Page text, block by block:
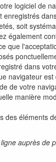
logiciel de
enregistrés
soit
également
que
dans
navigateur
de votre
manière
des éléments
auprès de